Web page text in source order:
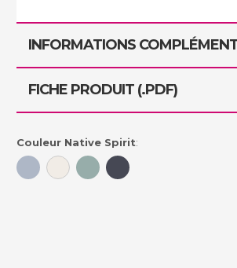
INFORMATIONS
FICHE PRODUIT (.PDF)
Couleur Native Spirit: